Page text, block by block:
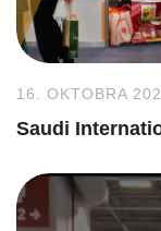
16. OKTOBRA
Saudi